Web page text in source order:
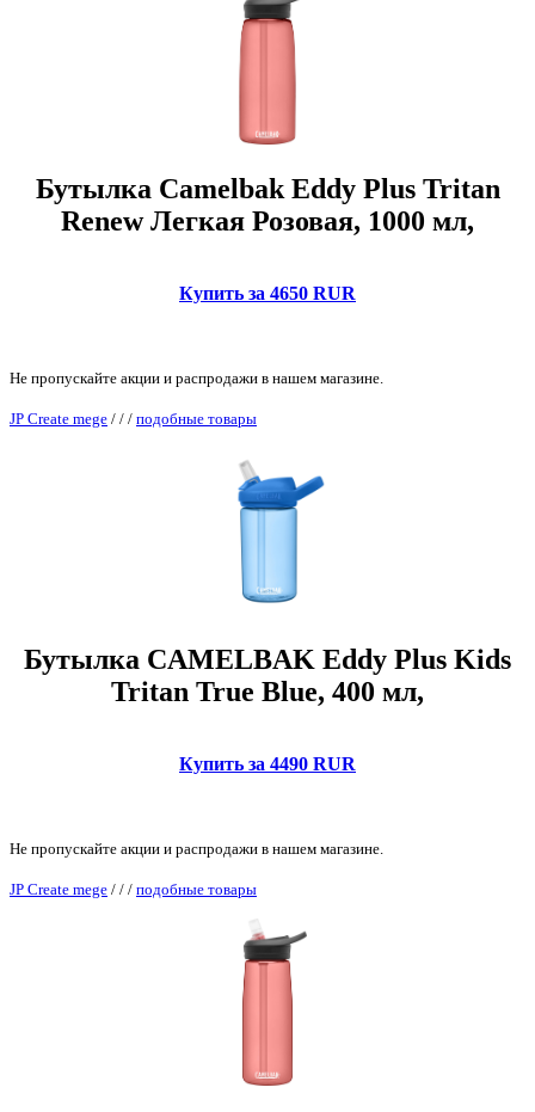
Бутылка Camelbak Eddy Plus Tritan
Renew Легкая Розовая, 1000 мл,
Купить за 4650 RUR
Не пропускайте акции и распродажи в нашем магазине.
JP Create mege / / / подобные товары
Бутылка CAMELBAK Eddy Plus Kids
Tritan True Blue, 400 мл,
Купить за 4490 RUR
Не пропускайте акции и распродажи в нашем магазине.
JP Create mege / / / подобные товары